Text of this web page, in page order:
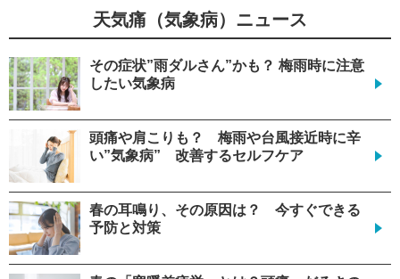
天気痛（気象病）ニュース
その症状”雨ダルさん”かも？ 梅雨時に注意
したい気象病
頭痛や肩こりも？ 梅雨や台風接近時に辛
い”気象病” 改善するセルフケア
春の耳鳴り、その原因は？ 今すぐできる
予防と対策